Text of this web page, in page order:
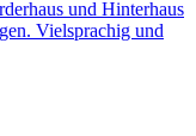
und Hinterhaus
Vielsprachig und